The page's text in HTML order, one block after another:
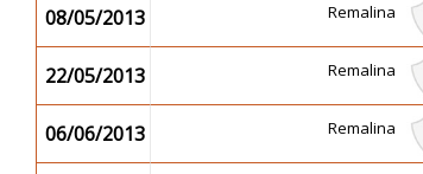
08/05/2013 Remalina
22/05/2013 Remalina
06/06/2013 Remalina